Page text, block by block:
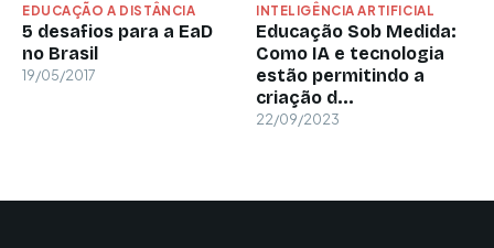
EDUCAÇÃO A DISTÂNCIA
5 desafios para a EaD
no Brasil
19/05/2017
INTELIGÊNCIA ARTIFICIAL
Educação Sob Medida:
Como IA e tecnologia
estão permitindo a
criação d...
22/09/2023